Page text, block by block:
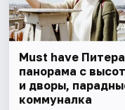
Must have
панорама с
и дворы,
коммуналка